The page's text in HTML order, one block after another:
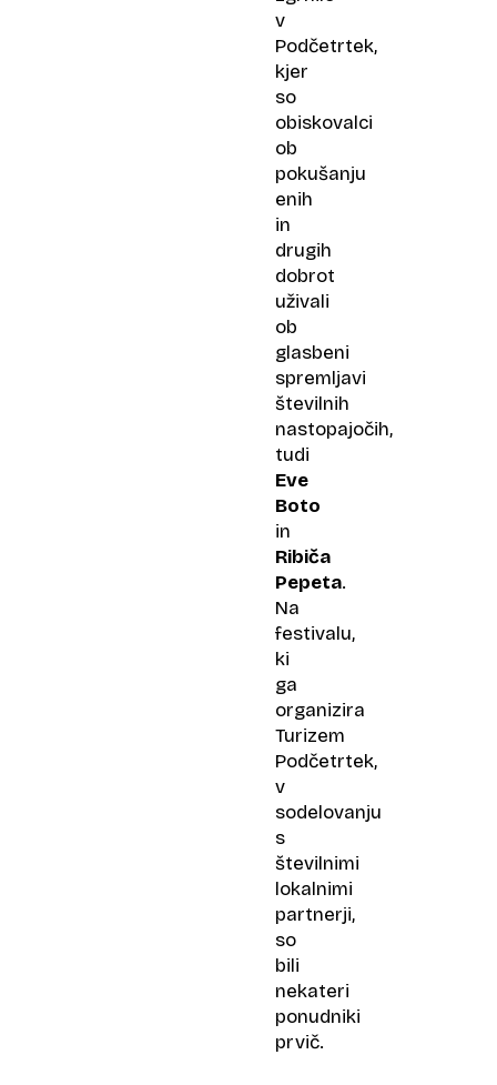
v
Podčetrtek,
kjer
so
obiskovalci
ob
pokušanju
enih
in
drugih
dobrot
uživali
ob
glasbeni
spremljavi
številnih
nastopajočih,
tudi
Eve
Boto
in
Ribiča
Pepeta.
Na
festivalu,
ki
ga
organizira
Turizem
Podčetrtek,
v
sodelovanju
s
številnimi
lokalnimi
partnerji,
so
bili
nekateri
ponudniki
prvič.